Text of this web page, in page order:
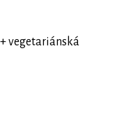
vegetariánská